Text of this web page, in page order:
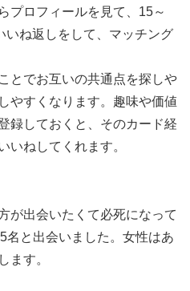
プロフィールを見て、15～
いね返しをして、マッチング
とでお互いの共通点を探しや
やすくなります。趣味や価値
録しておくと、そのカード経
いねしてくれます。
が出会いたくて必死になって
名と出会いました。女性はあ
ます。